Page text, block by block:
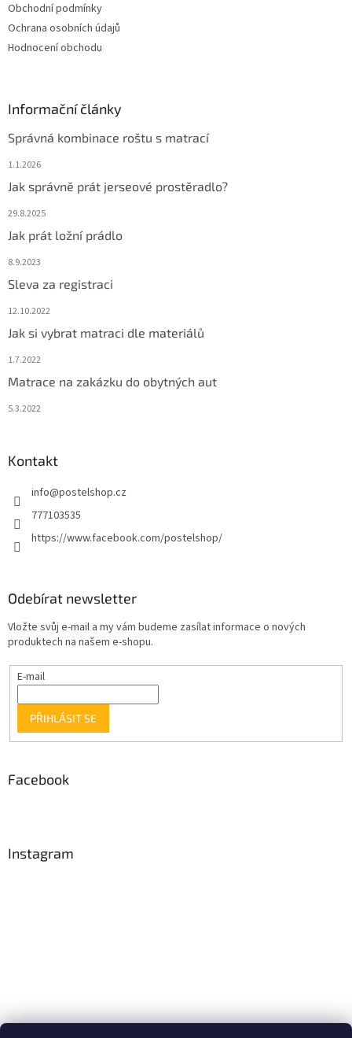
Obchodní podmínky
Ochrana osobních údajů
Hodnocení obchodu
Informační články
Správná kombinace roštu s matrací
1.1.2026
Jak správně prát jerseové prostěradlo?
29.8.2025
Jak prát ložní prádlo
8.9.2023
Sleva za registraci
12.10.2022
Jak si vybrat matraci dle materiálů
1.7.2022
Matrace na zakázku do obytných aut
5.3.2022
Kontakt
info@postelshop.cz
777103535
https://www.facebook.com/postelshop/
Odebírat newsletter
Vložte svůj e-mail a my vám budeme zasílat informace o nových
produktech na našem e-shopu.
E-mail
PŘIHLÁSIT SE
Facebook
Instagram